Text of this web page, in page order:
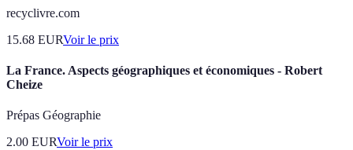
recyclivre.com
15.68 EURVoir le prix
La France. Aspects géographiques et économiques - Robert
Cheize
Prépas Géographie
2.00 EURVoir le prix